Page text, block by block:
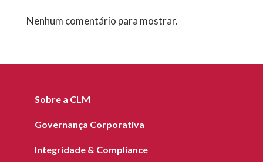
Nenhum comentário para mostrar.
Sobre a CLM
Governança Corporativa
Integridade & Compliance